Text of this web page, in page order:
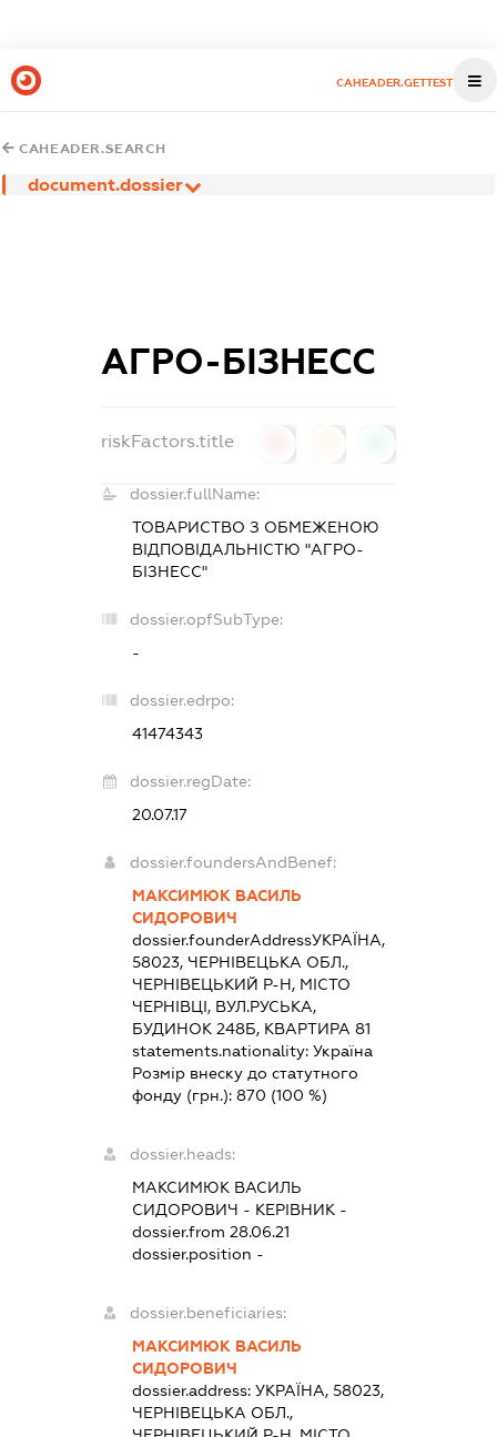
CAHEADER.GETTEST
CAHEADER.SEARCH
document.dossier
АГРО-БІЗНЕСС
riskFactors.title
dossier.fullName:
ТОВАРИСТВО З ОБМЕЖЕНОЮ
ВІДПОВІДАЛЬНІСТЮ "АГРО-
БІЗНЕСС"
dossier.opfSubType:
-
dossier.edrpo:
41474343
dossier.regDate:
20.07.17
dossier.foundersAndBenef:
МАКСИМЮК ВАСИЛЬ
СИДОРОВИЧ
dossier.founderAddressУКРАЇНА,
58023, ЧЕРНІВЕЦЬКА ОБЛ.,
ЧЕРНІВЕЦЬКИЙ Р-Н, МІСТО
ЧЕРНІВЦІ, ВУЛ.РУСЬКА,
БУДИНОК 248Б, КВАРТИРА 81
statements.nationality: Україна
Розмір внеску до статутного
фонду (грн.): 870 (100 %)
dossier.heads:
МАКСИМЮК ВАСИЛЬ
СИДОРОВИЧ - КЕРІВНИК -
dossier.from 28.06.21
dossier.position -
dossier.beneficiaries:
МАКСИМЮК ВАСИЛЬ
СИДОРОВИЧ
dossier.address: УКРАЇНА, 58023,
ЧЕРНІВЕЦЬКА ОБЛ.,